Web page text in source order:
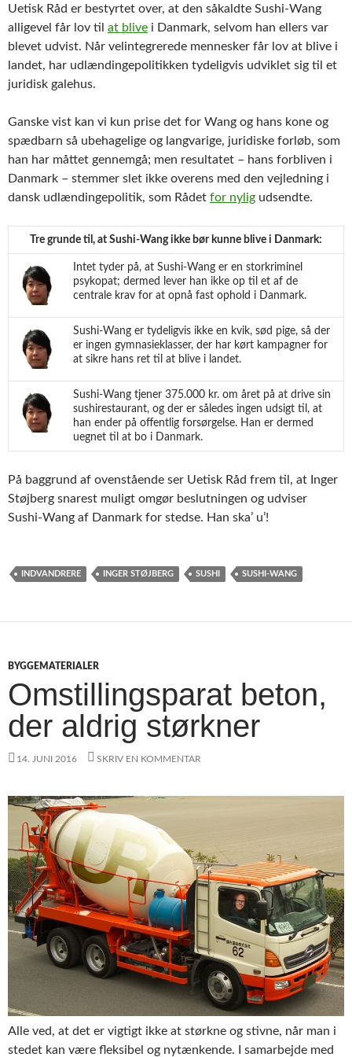
Uetisk Råd er bestyrtet over, at den såkaldte Sushi-Wang
alligevel får lov til at blive i Danmark, selvom han ellers var
blevet udvist. Når velintegrerede mennesker får lov at blive i
landet, har udlændingepolitikken tydeligvis udviklet sig til et
juridisk galehus.
Ganske vist kan vi kun prise det for Wang og hans kone og
spædbarn så ubehagelige og langvarige, juridiske forløb, som
han har måttet gennemgå; men resultatet – hans forbliven i
Danmark – stemmer slet ikke overens med den vejledning i
dansk udlændingepolitik, som Rådet for nylig udsendte.
Tre grunde til, at Sushi-Wang ikke bør kunne blive i Danmark:
Intet tyder på, at Sushi-Wang er en storkriminel
psykopat; dermed lever han ikke op til et af de
centrale krav for at opnå fast ophold i Danmark.
Sushi-Wang er tydeligvis ikke en kvik, sød pige, så der
er ingen gymnasieklasser, der har kørt kampagner for
at sikre hans ret til at blive i landet.
Sushi-Wang tjener 375.000 kr. om året på at drive sin
sushirestaurant, og der er således ingen udsigt til, at
han ender på offentlig forsørgelse. Han er dermed
uegnet til at bo i Danmark.
På baggrund af ovenstående ser Uetisk Råd frem til, at Inger
Støjberg snarest muligt omgør beslutningen og udviser
Sushi-Wang af Danmark for stedse. Han ska’ u’!
INDVANDRERE INGER STØJBERG SUSHI SUSHI-WANG
BYGGEMATERIALER
Omstillingsparat beton,
der aldrig størkner
14. JUNI 2016 SKRIV EN KOMMENTAR
Alle ved, at det er vigtigt ikke at størkne og stivne, når man i
stedet kan være fleksibel og nytænkende. I samarbejde med